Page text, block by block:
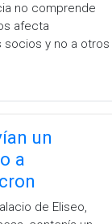
no comprende
afecta
socios y no a otros
un
a
de Eliseo,